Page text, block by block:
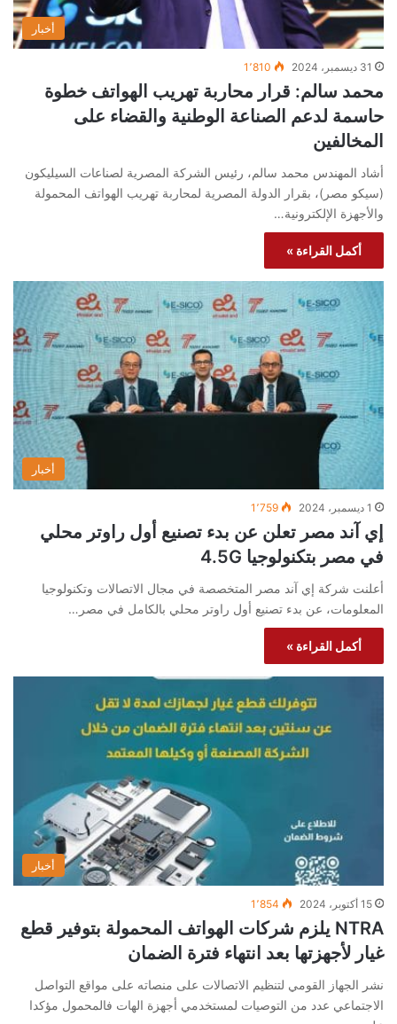
أخبار
31 ديسمبر، 2024 1٬810
محمد سالم: قرار محاربة تهريب الهواتف خطوة
حاسمة لدعم الصناعة الوطنية والقضاء على
المخالفين
أشاد المهندس محمد سالم، رئيس الشركة المصرية لصناعات السيليكون
(سيكو مصر)، بقرار الدولة المصرية لمحاربة تهريب الهواتف المحمولة
والأجهزة الإلكترونية…
أكمل القراءة »
أخبار
1 ديسمبر، 2024 1٬759
إي آند مصر تعلن عن بدء تصنيع أول راوتر محلي
في مصر بتكنولوجيا 4.5G
أعلنت شركة إي آند مصر المتخصصة في مجال الاتصالات وتكنولوجيا
المعلومات، عن بدء تصنيع أول راوتر محلي بالكامل في مصر…
أكمل القراءة »
أخبار
15 أكتوبر، 2024 1٬854
NTRA يلزم شركات الهواتف المحمولة بتوفير قطع
غيار لأجهزتها بعد انتهاء فترة الضمان
نشر الجهاز القومي لتنظيم الاتصالات على منصاته على مواقع التواصل
الاجتماعي عدد من التوصيات لمستخدمي أجهزة الهات فالمحمول مؤكدا